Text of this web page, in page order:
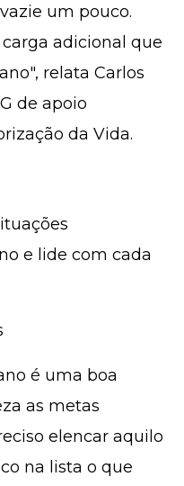
um pouco.
adicional que
relata Carlos
de apoio
da Vida.
e lide com cada
é uma boa
as metas
elencar aquilo
na lista o que